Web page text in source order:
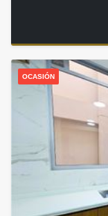
OCASIÓN